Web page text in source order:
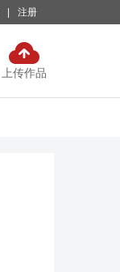
注册
上传作品